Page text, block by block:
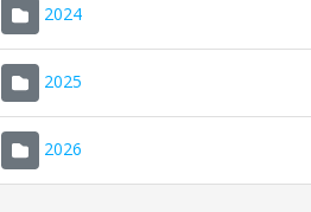
2024
2025
2026